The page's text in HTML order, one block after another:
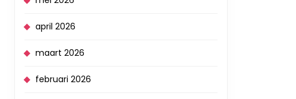
april 2026
maart 2026
februari 2026